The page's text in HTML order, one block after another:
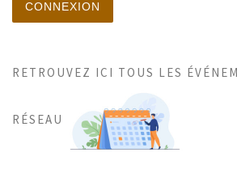
CONNEXION
RETROUVEZ ICI TOUS LES
RÉSEAU